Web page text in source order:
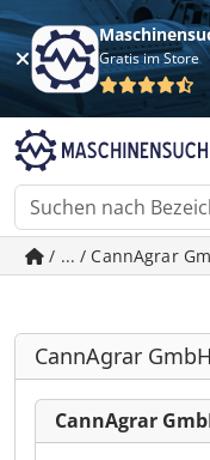
Gratis im Store
/ ... / CannAgrar
CannAgrar GmbH
CannAgrar